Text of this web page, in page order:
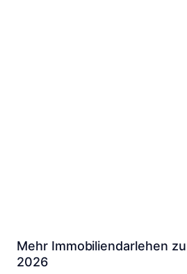
Mehr Immobiliendarlehen
2026